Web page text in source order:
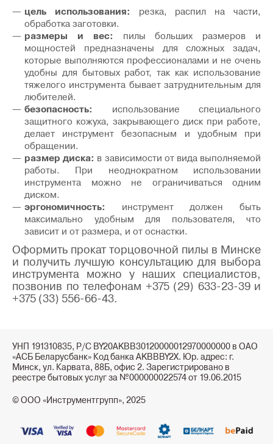
цель использования: резка, распил на части,
обработка заготовки.
размеры и вес: пилы больших размеров и
мощностей предназначены для сложных задач,
которые выполняются профессионалами и не очень
удобны для бытовых работ, так как использование
тяжелого инструмента бывает затруднительным для
любителей.
безопасность: использование специального
защитного кожуха, закрывающего диск при работе,
делает инструмент безопасным и удобным при
обращении.
размер диска: в зависимости от вида выполняемой
работы. При неоднократном использовании
инструмента можно не ограничиваться одним
диском.
эргономичность: инструмент должен быть
максимально удобным для пользователя, что
зависит и от размера, и от оснастки.
Оформить прокат торцовочной пилы в Минске
и получить лучшую консультацию для выбора
инструмента можно у наших специалистов,
позвонив по телефонам +375 (29) 633-23-39 и
+375 (33) 556-66-43.
УНП 191310835, Р/С BY20AKBB30120000012970000000 в ОАО
«АСБ Беларусбанк» Код банка AKBBBY2X. Юр. адрес: г.
Минск, ул. Карвата, 88Б, офис 2. Зарегистрировано в
реестре бытовых услуг за №000000022574 от 19.06.2015
© ООО «Инструментгрупп», 2025